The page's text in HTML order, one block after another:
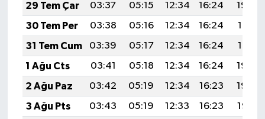
29 Tem Çar
03:37 05:15 12:34 16:24
19:42
30 Tem Per
03:38 05:16 12:34 16:24
19:41
31 Tem Cum
03:39 05:17 12:34 16:24
19:41
1 Ağu Cts
03:41 05:18 12:34 16:24
19:40
2 Ağu Paz
03:42 05:19 12:34 16:23
19:39
3 Ağu Pts
03:43 05:19 12:33 16:23
19:38